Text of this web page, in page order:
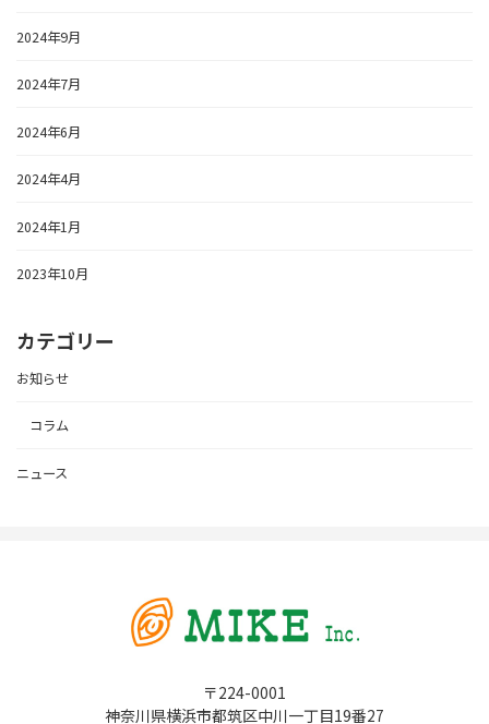
2024年9月
2024年7月
2024年6月
2024年4月
2024年1月
2023年10月
カテゴリー
お知らせ
コラム
ニュース
〒224-0001
神奈川県横浜市都筑区中川一丁目19番27